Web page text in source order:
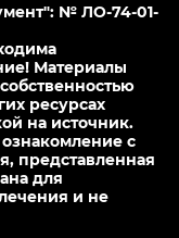
№ ЛО-74-01-
Материалы
ресурсах
на источник.
с
представленная
для
и не